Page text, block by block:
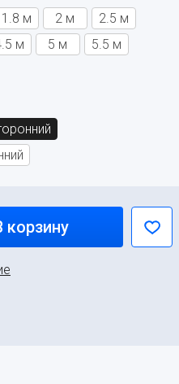
1.8 м 2 м
2.5 м
м 5 м
5.5 м
корзину